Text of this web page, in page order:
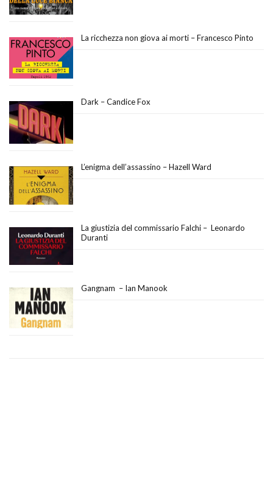
La ricchezza non giova ai morti – Francesco Pinto
Dark – Candice Fox
L’enigma dell’assassino – Hazell Ward
La giustizia del commissario Falchi – Leonardo
Duranti
Gangnam – Ian Manook